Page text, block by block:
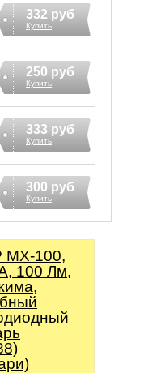
332 руб
Купить
250 руб
Купить
333 руб
Купить
300 руб
Купить
МХ-100,
100 Лм,